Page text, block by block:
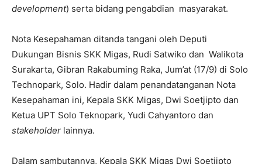
development) serta bidang pengabdian masyarakat.
Nota Kesepahaman ditanda tangani oleh Deputi
Dukungan Bisnis SKK Migas, Rudi Satwiko dan Walikota
Surakarta, Gibran Rakabuming Raka, Jum’at (17/9) di Solo
Technopark, Solo. Hadir dalam penandatanganan Nota
Kesepahaman ini, Kepala SKK Migas, Dwi Soetjipto dan
Ketua UPT Solo Teknopark, Yudi Cahyantoro dan
stakeholder lainnya.
Dalam sambutannya, Kepala SKK Migas Dwi Soetjipto